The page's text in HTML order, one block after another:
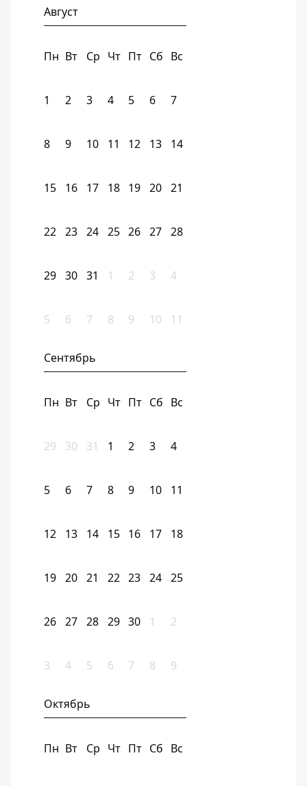
Август
Пн Вт Ср Чт Пт Сб Вс
1 2 3 4 5 6 7
8 9 10 11 12 13 14
15 16 17 18 19 20 21
22 23 24 25 26 27 28
29 30 31 1 2 3 4
5 6 7 8 9 10 11
Сентябрь
Пн Вт Ср Чт Пт Сб Вс
29 30 31 1 2 3 4
5 6 7 8 9 10 11
12 13 14 15 16 17 18
19 20 21 22 23 24 25
26 27 28 29 30 1 2
3 4 5 6 7 8 9
Октябрь
Пн Вт Ср Чт Пт Сб Вс